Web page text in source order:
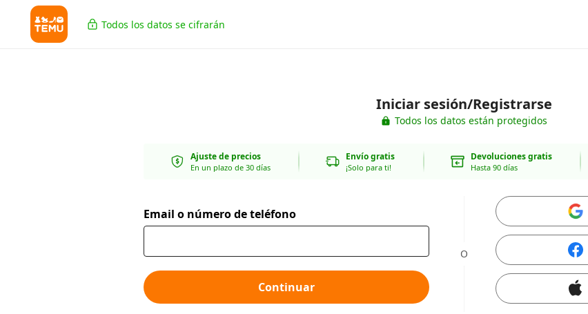
Todos los datos se cifrarán
Iniciar sesión/Registrarse
Todos los datos están protegidos
Ajuste de precios
En un plazo de 30 días
Envío gratis
¡Solo para ti!
Devoluciones gratis
Hasta 90 días
Email o número de teléfono
Continuar
O